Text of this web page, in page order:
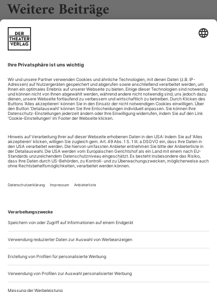
Weitere Beiträge
Der wiedererweckte Held
Lullys «Amadis» unter Christophe Rousset in einem Live-Mitschnitt
Jean-Baptiste Lully und sein Librettist Philippe Quinault
schufen die Tragédie lyrique, auch Tragédie en musique
genannt, als nationales französisches Musiktheater. Bewusst
sah man sich als musikalisches Pendant zur klassischen
französischen Tragödie von Corneille und Racine, setzte sich
von der italienischen Oper ab und strebte ein Gleichgewicht
zwischen gereimtem...
Glückwunsch
Andere an seiner Stelle trügen die Nase hoch.
war Assistent von Carl Ebert, Gustav Rudolf Sellner und
Wieland Wagner, hat als blutjunger Regisseur in Berlin schon
«Otello» mit Renata Tebaldi inszeniert. Die Arbeiten des
Wagner-Enkels Wieland betreute er in Bayreuth von 1960 bis
1973. Mit Birgit...
Spinnweben in den Celli